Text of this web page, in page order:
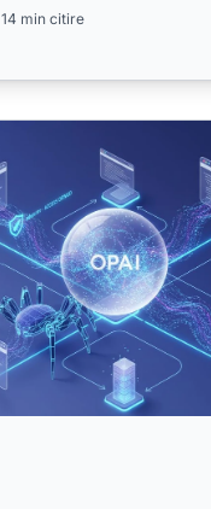
14 min citire